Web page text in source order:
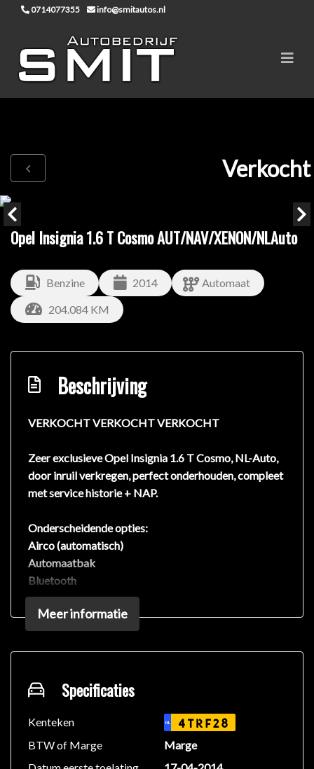
0714077355 info@smitautos.nl
Verkocht
Opel Insignia 1.6 T Cosmo AUT/NAV/XENON/NLAuto
Benzine 2014
Automaat
204.084 KM
Beschrijving
VERKOCHT VERKOCHT VERKOCHT
Zeer exclusieve Opel Insignia 1.6 T Cosmo, NL-Auto,
door inruil verkregen, perfect onderhouden, compleet
met service historie + NAP.
Onderscheidende opties:
Airco (automatisch)
Automaatbak
Bluetooth
Dimlichten automatisch
Easy Life Pack
Eco Mode
Isofix bevestiging voor kinderzitjes
Regensensor
Rokersvrije auto
Start & Stop systeem
Stoelverwarming voorstoelen
Voorstoelen verwarmd
Meer informatie
Specificaties
Kenteken NL 4TRF28
BTW of Marge
Marge